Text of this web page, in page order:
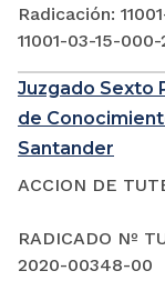
Radicación:
11001-03-15-
Juzgado Sexto
de
Santander
ACCION DE
RADICADO Nº
2020-00348-00